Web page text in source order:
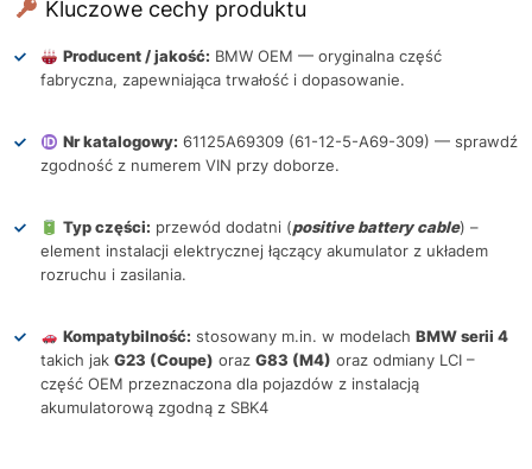
Kluczowe cechy produktu
Producent / jakość: BMW OEM — oryginalna część
fabryczna, zapewniająca trwałość i dopasowanie.
Nr katalogowy: 61125A69309 (61-12-5-A69-309) — sprawdź
zgodność z numerem VIN przy doborze.
Typ części: przewód dodatni (positive battery cable) –
element instalacji elektrycznej łączący akumulator z układem
rozruchu i zasilania.
Kompatybilność: stosowany m.in. w modelach BMW serii 4
takich jak G23 (Coupe) oraz G83 (M4) oraz odmiany LCI –
część OEM przeznaczona dla pojazdów z instalacją
akumulatorową zgodną z SBK4